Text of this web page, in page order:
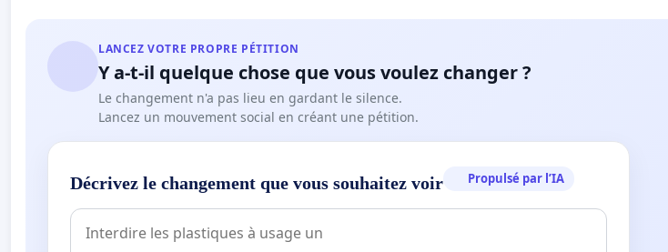
LANCEZ VOTRE PROPRE PÉTITION
Y a-t-il quelque chose que vous voulez changer ?
Le changement n'a pas lieu en gardant le silence.
Lancez un mouvement social en créant une pétition.
Décrivez le changement que vous souhaitez voir Propulsé par l’IA